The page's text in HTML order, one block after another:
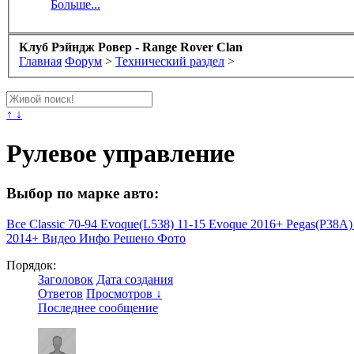
Больше...
Клуб Рэйндж Ровер - Range Rover Clan
Главная Форум > Технический раздел >
↑ ↓
Рулевое управление
Выбор по марке авто:
Все Classic 70-94 Evoque(L538) 11-15 Evoque 2016+
2014+ Видео Инфо Решено Фото
Порядок:
Заголовок Дата создания
Ответов Просмотров ↓
Последнее сообщение